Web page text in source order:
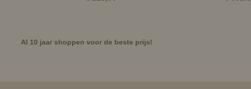
Al 10 jaar shoppen voor de beste prijs!